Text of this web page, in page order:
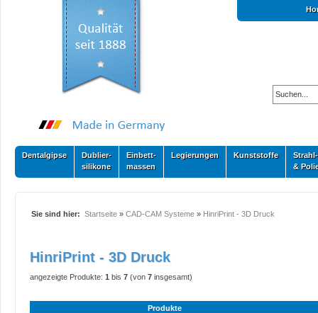
Dentalgipse
Dublier-
silikone
Einbett-
massen
Legierungen Kunststoffe
Strahl-
&
Sie sind hier: Startseite » CAD-CAM Systeme » HinriPrint - 3D Druck
HinriPrint - 3D Druck
angezeigte Produkte: 1 bis 7 (von 7 insgesamt)
Produkte